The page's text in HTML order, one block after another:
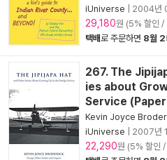
iUniverse
2004년
29,180원 (5% 할인
택배로 주문하면 8월
267. The
ies about
Service
Kevin Joyce
iUniverse
2007년
22,290원 (5% 할인